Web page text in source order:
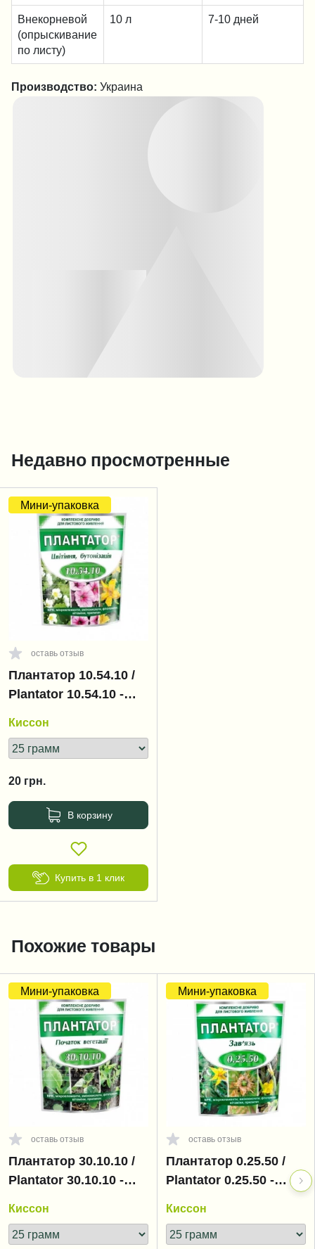
Внекорневой
(опрыскивание
по листу)
10 л 7-10 дней
Производство: Украина
Недавно просмотренные
Мини-упаковка
оставь отзыв
Плантатор 10.54.10 /
Plantator 10.54.10 -
Киссон
20 грн.
В корзину
Купить в 1 клик
Похожие товары
Мини-упаковка
оставь отзыв
Плантатор 30.10.10 /
Plantator 30.10.10 -
Киссон
Мини-упаковка
оставь отзыв
Плантатор 0.25.50 /
Plantator 0.25.50 -
Киссон